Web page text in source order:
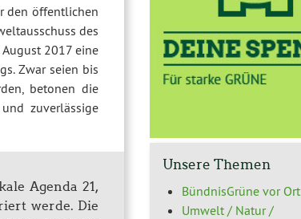
den öffentlichen
des
2017 eine
Zwar seien bis
betonen die
zuverlässige
Agenda 21,
werde. Die
Unsere Themen
BündnisGrüne vor Ort
Umwelt / Natur /